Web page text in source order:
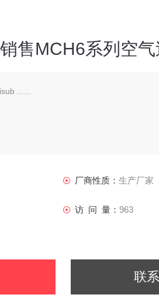
售MCH6系列空
......
厂商性质： 生产厂家
访 问 量： 963
联